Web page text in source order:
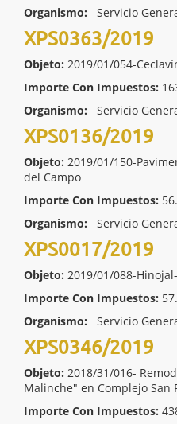
Organismo: Servicio
XPS0363/2019
Objeto: 2019/01/054-
Importe Con Impuestos:
Organismo:
Servicio
XPS0136/2019
Objeto: 2019/01/150-
del Campo
Importe Con Impuestos:
Organismo:
Servicio
XPS0017/2019
Objeto: 2019/01/088-
Importe Con Impuestos:
Organismo:
Servicio
XPS0346/2019
Objeto: 2018/31/016-
Malinche" en Complejo San
Importe Con Impuestos: